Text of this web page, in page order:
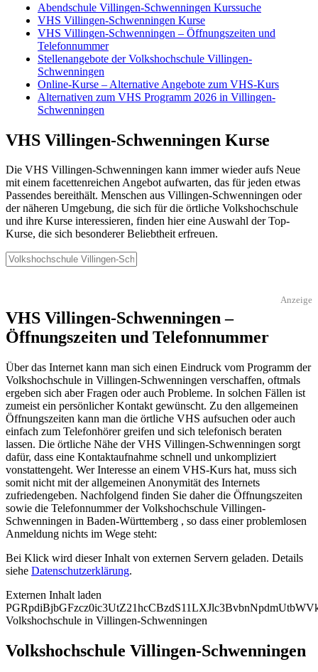
Abendschule Villingen-Schwenningen Kurssuche
VHS Villingen-Schwenningen Kurse
VHS Villingen-Schwenningen – Öffnungszeiten und
Telefonnummer
Stellenangebote der Volkshochschule Villingen-
Schwenningen
Online-Kurse – Alternative Angebote zum VHS-Kurs
Alternativen zum VHS Programm 2026 in Villingen-
Schwenningen
VHS Villingen-Schwenningen Kurse
Die VHS Villingen-Schwenningen kann immer wieder aufs Neue
mit einem facettenreichen Angebot aufwarten, das für jeden etwas
Passendes bereithält. Menschen aus Villingen-Schwenningen oder
der näheren Umgebung, die sich für die örtliche Volkshochschule
und ihre Kurse interessieren, finden hier eine Auswahl der Top-
Kurse, die sich besonderer Beliebtheit erfreuen.
Anzeige
VHS Villingen-Schwenningen –
Öffnungszeiten und Telefonnummer
Über das Internet kann man sich einen Eindruck vom Programm der
Volkshochschule in Villingen-Schwenningen verschaffen, oftmals
ergeben sich aber Fragen oder auch Probleme. In solchen Fällen ist
zumeist ein persönlicher Kontakt gewünscht. Zu den allgemeinen
Öffnungszeiten kann man die örtliche VHS aufsuchen oder auch
einfach zum Telefonhörer greifen und sich telefonisch beraten
lassen. Die örtliche Nähe der VHS Villingen-Schwenningen sorgt
dafür, dass eine Kontaktaufnahme schnell und unkompliziert
vonstattengeht. Wer Interesse an einem VHS-Kurs hat, muss sich
somit nicht mit der allgemeinen Anonymität des Internets
zufriedengeben. Nachfolgend finden Sie daher die Öffnungszeiten
sowie die Telefonnummer der Volkshochschule Villingen-
Schwenningen in Baden-Württemberg , so dass einer problemlosen
Anmeldung nichts im Wege steht:
Bei Klick wird dieser Inhalt von externen Servern geladen. Details
siehe Datenschutzerklärung.
Externen Inhalt laden
Volkshochschule in Villingen-Schwenningen
Volkshochschule Villingen-Schwenningen